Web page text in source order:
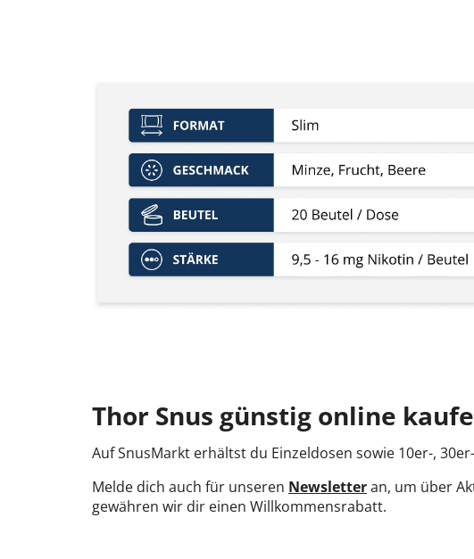
Thor Snus günstig online
Auf SnusMarkt erhältst du Einzeldosen sowie 10er-,
Melde dich auch für unseren Newsletteran, um über
gewähren wir dir einen Willkommensrabatt.